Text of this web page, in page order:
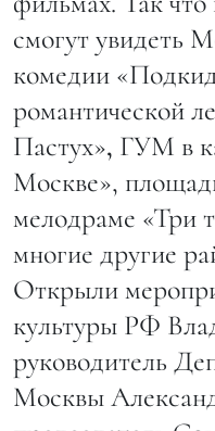
смогут увидеть
комедии
романтической
Пастух», ГУМ в
Москве»,
мелодраме «Три
многие другие
Открыли
культуры РФ
руководитель
Москвы